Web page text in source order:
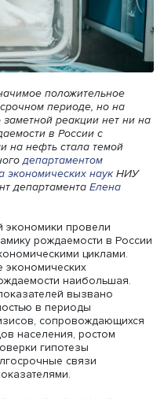
значимое
периоде, но
заметной реакции
в России с
на нефть стала
департаментом
экономических наук
департамента
экономики провели
динамику рождаемости в
с экономическими
экономических
рождаемости